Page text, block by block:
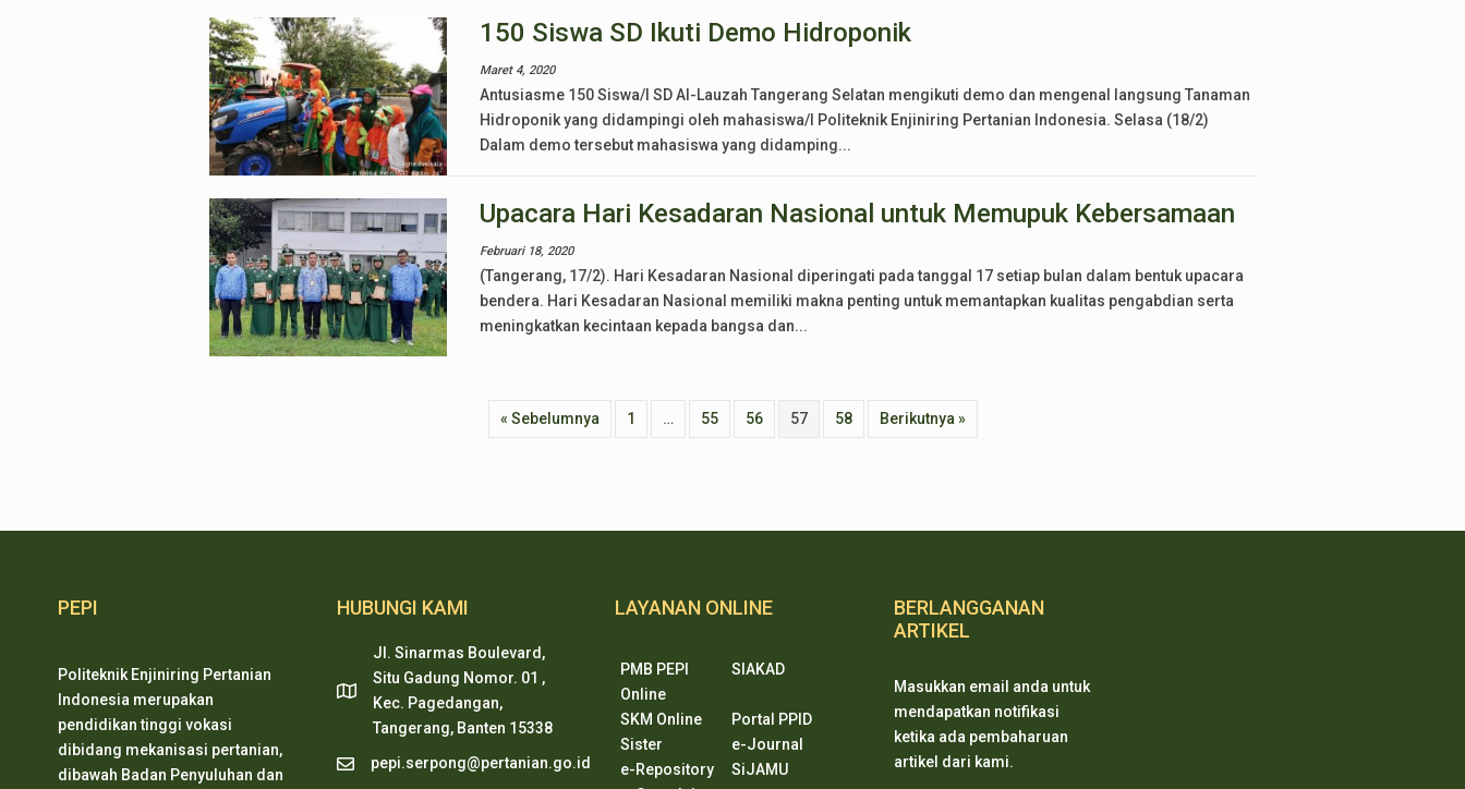
150 Siswa SD Ikuti Demo Hidroponik
Maret 4, 2020
Antusiasme 150 Siswa/I SD Al-Lauzah Tangerang Selatan mengikuti demo dan mengenal langsung Tanaman
Hidroponik yang didampingi oleh mahasiswa/I Politeknik Enjiniring Pertanian Indonesia. Selasa (18/2)
Dalam demo tersebut mahasiswa yang didamping...
Upacara Hari Kesadaran Nasional untuk Memupuk Kebersamaan
Februari 18, 2020
(Tangerang, 17/2). Hari Kesadaran Nasional diperingati pada tanggal 17 setiap bulan dalam bentuk upacara
bendera. Hari Kesadaran Nasional memiliki makna penting untuk memantapkan kualitas pengabdian serta
meningkatkan kecintaan kepada bangsa dan...
« Sebelumnya 1 … 55 56 57 58 Berikutnya »
PEPI
Politeknik Enjiniring Pertanian
Indonesia merupakan
pendidikan tinggi vokasi
dibidang mekanisasi pertanian,
dibawah Badan Penyuluhan dan
HUBUNGI KAMI
Jl. Sinarmas Boulevard,
Situ Gadung Nomor. 01 ,
Kec. Pagedangan,
Tangerang, Banten 15338
pepi.serpong@pertanian.go.id
LAYANAN ONLINE
PMB PEPI
Online
SIAKAD
SKM Online
Portal PPID
Sister
e-Journal
e-Repository
SiJAMU
BERLANGGANAN
ARTIKEL
Masukkan email anda untuk
mendapatkan notifikasi
ketika ada pembaharuan
artikel dari kami.